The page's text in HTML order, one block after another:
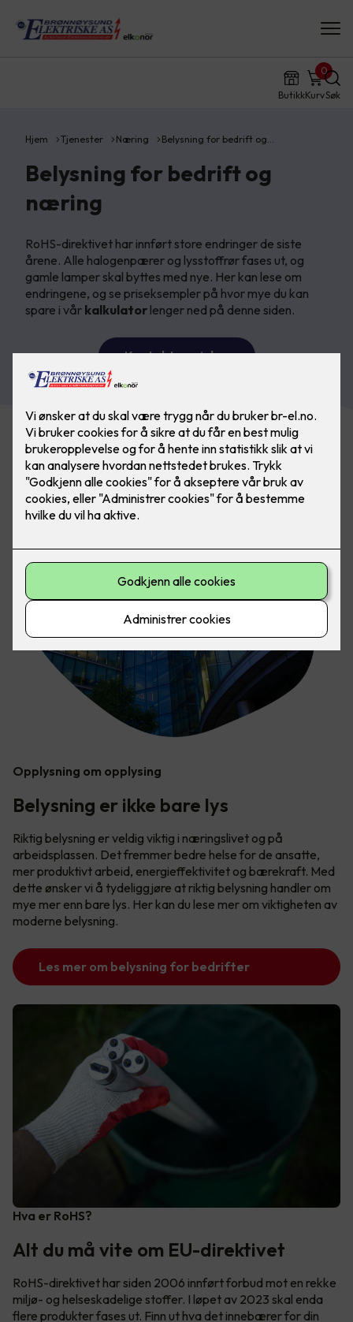
ButikkKurv
0
Søk
Hjem Tjenester Næring Belysning for bedrift og…
Belysning for bedrift og
næring
RoHS-direktivet har innført store endringer de siste
årene. Alle halogenpærer og lysstoffrør fases ut, og
gamle lamper skal byttes med nye. Her kan lese om
endringene, og se priseksempler på hvor mye du kan
spare i vår kalkulator lenger ned på denne siden.
Kontakt oss i dag
Opplysning om opplysing
Belysning er ikke bare lys
Riktig belysning er veldig viktig i næringslivet og på
arbeidsplassen. Det fremmer bedre helse for de ansatte,
mer produktivt arbeid, energieffektivitet og bærekraft. Med
dette ønsker vi å tydeliggjøre at riktig belysning handler om
mye mer enn bare lys. Her kan du lese mer om viktigheten av
moderne belysning.
Les mer om belysning for bedrifter
Hva er RoHS?
Alt du må vite om EU-direktivet
RoHS-direktivet har siden 2006 innført forbud mot en rekke
miljø- og helseskadelige stoffer. I løpet av 2023 skal enda
flere produkter fases ut. Finn ut hva det innebærer for din